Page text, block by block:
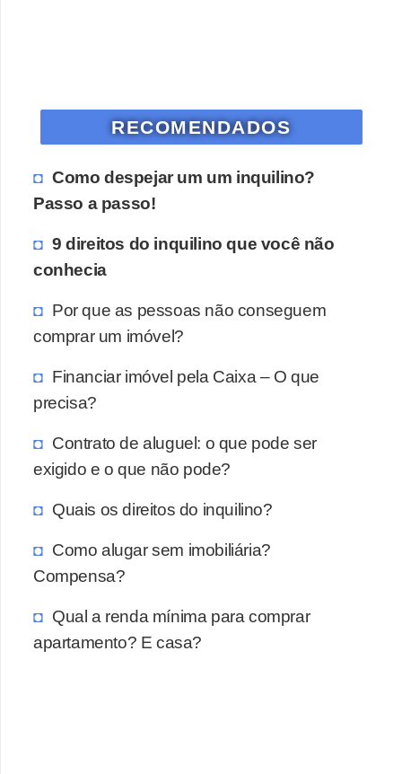
RECOMENDADOS
Como despejar um um inquilino?
Passo a passo!
9 direitos do inquilino que você não
conhecia
Por que as pessoas não conseguem
comprar um imóvel?
Financiar imóvel pela Caixa – O que
precisa?
Contrato de aluguel: o que pode ser
exigido e o que não pode?
Quais os direitos do inquilino?
Como alugar sem imobiliária?
Compensa?
Qual a renda mínima para comprar
apartamento? E casa?